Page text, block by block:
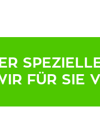
FÜR SIE